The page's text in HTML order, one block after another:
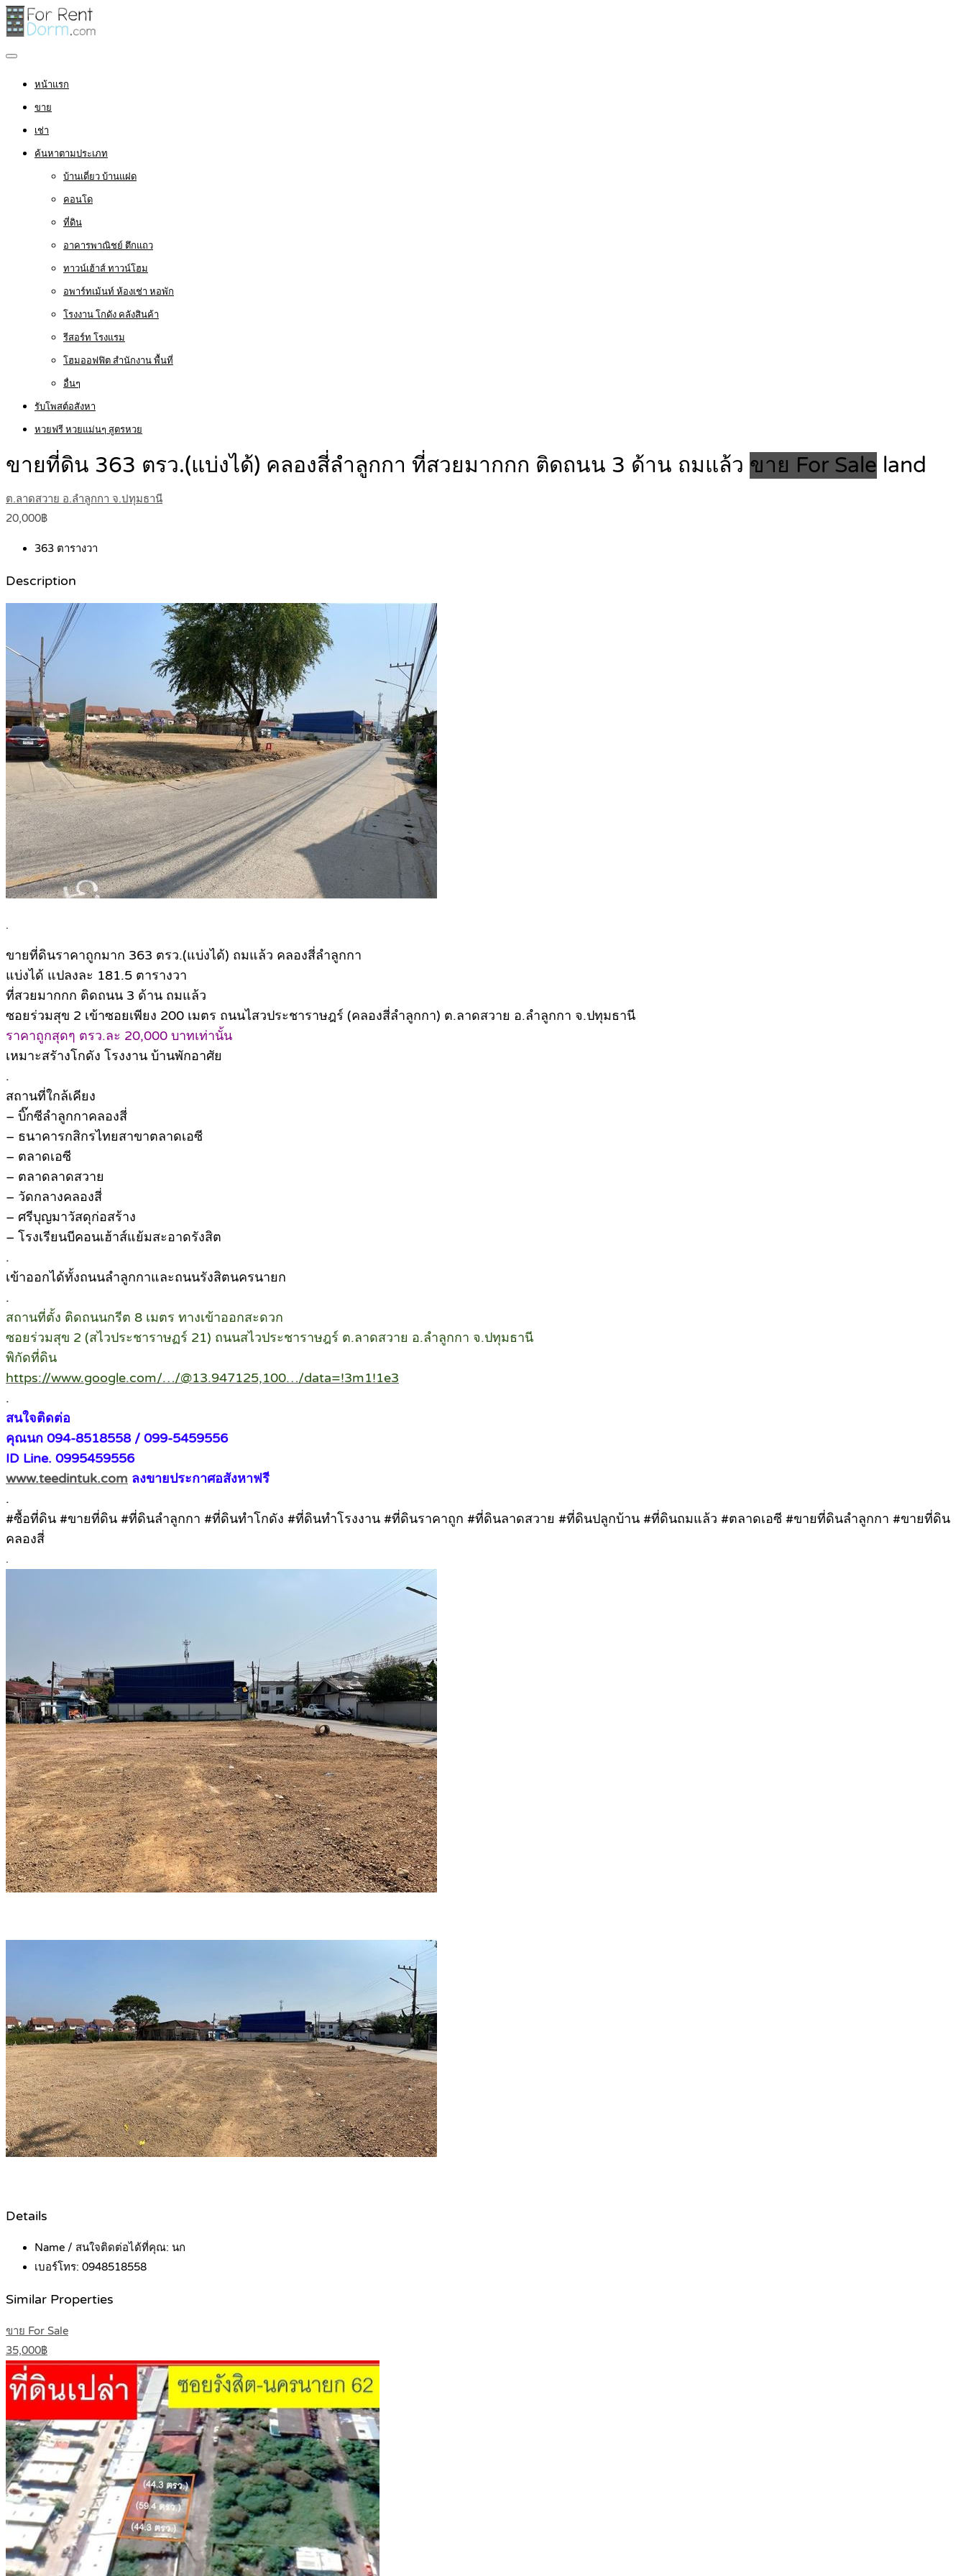
หน้าแรก
ขาย
เช่า
ค้นหาตามประเภท
บ้านเดี่ยว บ้านแฝด
คอนโด
ที่ดิน
อาคารพาณิชย์ ตึกแถว
ทาวน์เฮ้าส์ ทาวน์โฮม
อพาร์ทเม้นท์ ห้องเช่า หอพัก
โรงงาน โกดัง คลังสินค้า
รีสอร์ท โรงแรม
โฮมออฟฟิต สำนักงาน พื้นที่
อื่นๆ
รับโพสต์อสังหา
หวยฟรี หวยแม่นๆ สูตรหวย
ขายที่ดิน 363 ตรว.(แบ่งได้) คลองสี่ลำลูกกา ที่สวยมากกก ติดถนน 3 ด้าน ถมแล้ว ขาย For Sale land
ต.ลาดสวาย อ.ลำลูกกา จ.ปทุมธานี
20,000฿
363 ตารางวา
Description
.
ขายที่ดินราคาถูกมาก 363 ตรว.(แบ่งได้) ถมแล้ว คลองสี่ลำลูกกา
แบ่งได้ แปลงละ 181.5 ตารางวา
ที่สวยมากกก ติดถนน 3 ด้าน ถมแล้ว
ซอยร่วมสุข 2 เข้าซอยเพียง 200 เมตร ถนนไสวประชาราษฎร์ (คลองสี่ลำลูกกา) ต.ลาดสวาย อ.ลำลูกกา จ.ปทุมธานี
ราคาถูกสุดๆ ตรว.ละ 20,000 บาทเท่านั้น
เหมาะสรัางโกดัง โรงงาน บ้านพักอาศัย
.
สถานที่ใกล้เคียง
– บิ๊กซีลำลูกกาคลองสี่
– ธนาคารกสิกรไทยสาขาตลาดเอซี
– ตลาดเอซี
– ตลาดลาดสวาย
– วัดกลางคลองสี่
– ศรีบุญมาวัสดุก่อสร้าง
– โรงเรียนบีคอนเฮ้าส์แย้มสะอาดรังสิต
.
เข้าออกได้ทั้งถนนลำลูกกาและถนนรังสิตนครนายก
.
สถานที่ตั้ง ติดถนนกรีต 8 เมตร ทางเข้าออกสะดวก
ซอยร่วมสุข 2 (สไวประชาราษฏร์ 21) ถนนสไวประชาราษฎร์ ต.ลาดสวาย อ.ลำลูกกา จ.ปทุมธานี
พิกัดที่ดิน
https://www.google.com/…/@13.947125,100…/data=!3m1!1e3
.
สนใจติดต่อ
คุณนก 094-8518558 / 099-5459556
ID Line. 0995459556
www.teedintuk.com ลงขายประกาศอสังหาฟรี
.
#ซื้อที่ดิน #ขายที่ดิน #ที่ดินลำลูกกา #ที่ดินทำโกดัง #ที่ดินทำโรงงาน #ที่ดินราคาถูก #ที่ดินลาดสวาย #ที่ดินปลูกบ้าน #ที่ดินถมแล้ว #ตลาดเอซี #ขายที่ดินลำลูกกา #ขายที่ดิน
คลองสี่
.
Details
Name / สนใจติดต่อได้ที่คุณ: นก
เบอร์โทร: 0948518558
Similar Properties
ขาย For Sale
35,000฿